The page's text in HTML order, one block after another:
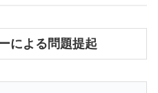
による問題提起